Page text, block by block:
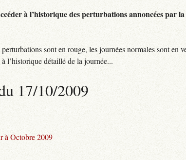
à l’historique des perturbations annoncées par
sont en rouge, les journées normales sont en
l’historique détaillé de la journée...
17/10/2009
à Octobre 2009